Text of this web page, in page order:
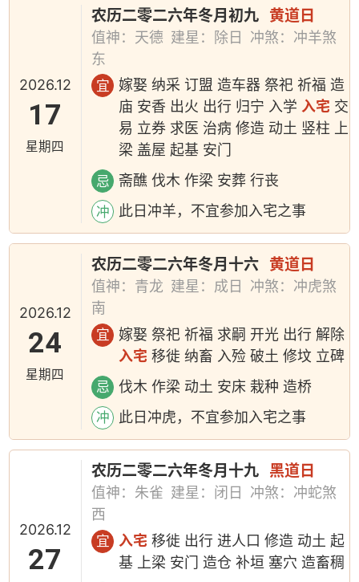
2026.12
17
星期四
农历二零二六年冬月初九 黄道日
值神：天德 建星：除日
冲煞：冲羊煞
东
宜
嫁娶 纳采 订盟 造车器 祭祀 祈福 造
庙 安香 出火 出行 归宁 入学入宅 交
易 立券 求医 治病 修造 动土 竖柱 上
梁 盖屋 起基 安门
忌 斋醮 伐木 作梁 安葬 行丧
冲 此日冲羊，不宜参加入宅之事
2026.12
24
星期四
农历二零二六年冬月十六 黄道日
值神：青龙 建星：成日
冲煞：冲虎煞
南
宜
嫁娶 祭祀 祈福 求嗣 开光 出行 解除
入宅 移徙 纳畜 入殓 破土 修坟 立碑
忌 伐木 作梁 动土 安床 栽种 造桥
冲 此日冲虎，不宜参加入宅之事
2026.12
27
农历二零二六年冬月十九 黑道日
值神：朱雀 建星：闭日
冲煞：冲蛇煞
西
宜 入宅 移徙 出行 进人口 修造 动土 起
基 上梁 安门 造仓 补垣 塞穴 造畜稠